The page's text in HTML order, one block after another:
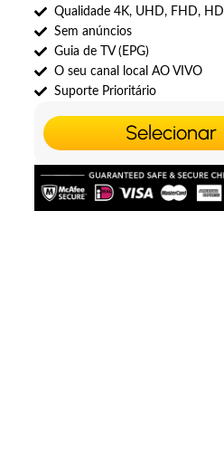
Qualidade 4K, UHD, FHD, HD
Sem anúncios
Guia de TV (EPG)
O seu canal local AO VIVO
Suporte Prioritário
Selecionar